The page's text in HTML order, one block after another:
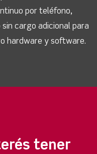
por teléfono,
cargo adicional para
hardware y software.
tener